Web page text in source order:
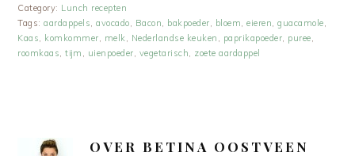
Category: Lunch recepten
Tags:aardappels,avocado, Bacon, bakpoeder, bloem,eieren,guacamole,
Kaas, komkommer, melk, Nederlandse keuken , paprikapoeder, puree,
roomkaas,tijm , uienpoeder, vegetarisch, zoete aardappel
OVER BETINA OOSTVEEN